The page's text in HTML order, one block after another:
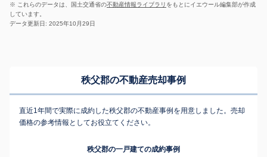
※ これらのデータは、国土交通省の不動産情報ライブラリ をもとにイエウール編集部が作成
しています。
データ更新日: 2025年10月29日
秩父郡の不動産売却事例
直近1年間で実際に成約した秩父郡の不動産事例を用意しました。売却
価格の参考情報としてお役立てください。
秩父郡の一戸建ての成約事例